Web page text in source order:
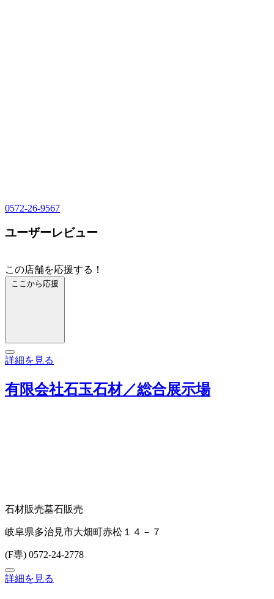
0572-26-9567
ユーザーレビュー
この店舗を応援する！
ここから応援
詳細を見る
有限会社石玉石材／総合展示場
石材販売墓石販売
岐阜県多治見市大畑町赤松１４－７
(F専) 0572-24-2778
詳細を見る